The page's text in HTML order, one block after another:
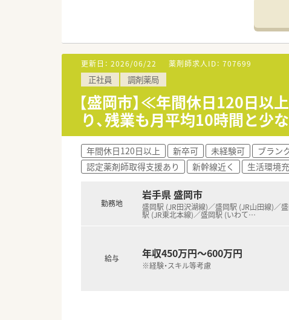
■最寄り駅から車で6分ほどの場所
■循環器科と内科の処方箋をメイ
■常勤薬剤師が1名体制で活躍して
【求人情報について】
■想定年収は500万円から550万円
■正社員としての採用となっており
■昇給の機会は年に1回設けられて
【想定される業務内容】
■処方箋に基づく調剤業務や最終的
■患者様に対する丁寧な服薬指導を
■薬歴の管理や適切な在庫管理など
更新日： 2026/06/22 薬剤師求人ID： 707699
正社員 調剤薬局
【盛岡市】≪年間休日120日
り、残業も月平均10時間と少
年間休日120日以上 新卒可 未経験可 ブラン
認定薬剤師取得支援あり
新幹線近く 生活環境
勤務地
岩手県 盛岡市
盛岡駅 (JR田沢湖線)／盛岡駅 (JR山田線)／
駅 (JR東北本線)／盛岡駅 (いわて…
給与 年収450万円～600万円
※経験・スキル等考慮